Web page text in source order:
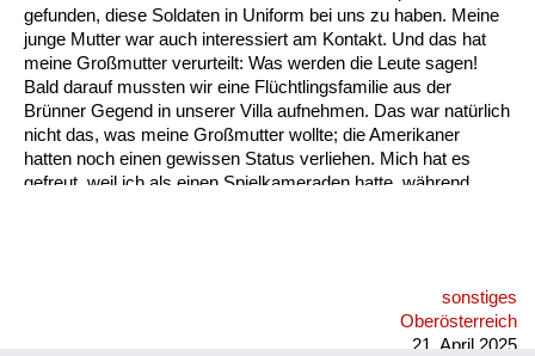
gefunden, diese Soldaten in Uniform bei uns zu haben. Meine
junge Mutter war auch interessiert am Kontakt. Und das hat
meine Großmutter verurteilt: Was werden die Leute sagen!
Bald darauf mussten wir eine Flüchtlingsfamilie aus der
Brünner Gegend in unserer Villa aufnehmen. Das war natürlich
nicht das, was meine Großmutter wollte; die Amerikaner
hatten noch einen gewissen Status verliehen. Mich hat es
gefreut, weil ich als einen Spielkameraden hatte, während
Nudel! Meine Großmutter war ja nicht ganz schlank. An solche
Wortgefechte kann ich mich erinnern. Die sind dann auch nach
sonstiges
Oberösterreich
21. April 2025